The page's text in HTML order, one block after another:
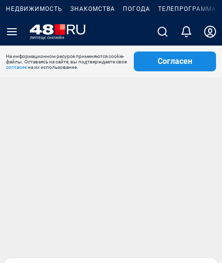
НЕДВИЖИМОСТЬ ЗНАКОМСТВА ПОГОДА ТЕЛЕПРОГРАММА
На информационном ресурсе применяются cookie-
файлы. Оставаясь на сайте, вы подтверждаете свое
согласиена их использование.
Согласен